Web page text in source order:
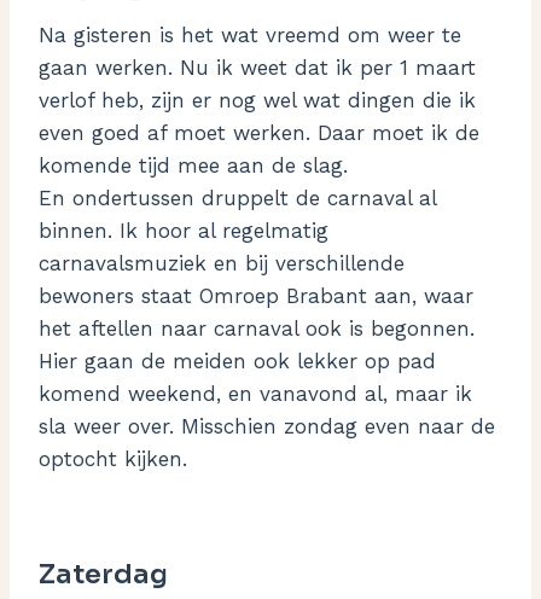
Na gisteren is het wat vreemd om weer te
gaan werken. Nu ik weet dat ik per 1 maart
verlof heb, zijn er nog wel wat dingen die ik
even goed af moet werken. Daar moet ik de
komende tijd mee aan de slag.
En ondertussen druppelt de carnaval al
binnen. Ik hoor al regelmatig
carnavalsmuziek en bij verschillende
bewoners staat Omroep Brabant aan, waar
het aftellen naar carnaval ook is begonnen.
Hier gaan de meiden ook lekker op pad
komend weekend, en vanavond al, maar ik
sla weer over. Misschien zondag even naar de
optocht kijken.
Zaterdag